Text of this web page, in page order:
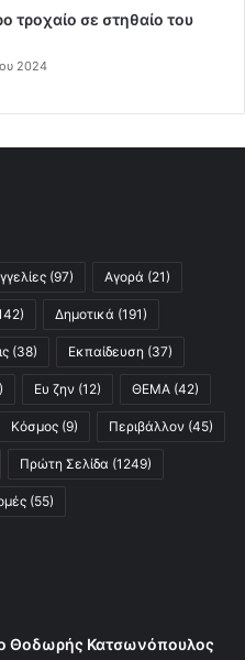
τροχαίο σε στηθαίο του
2024
(97) Αγορά (21)
Δημοτικά (191)
(38) Εκπαίδευση (37)
Ευ ζην (12) ΘΕΜΑ (42)
Κόσμος (9) Περιβάλλον (45)
Πρώτη Σελίδα (1249)
(55)
Θοδωρής Κατσωνόπουλος